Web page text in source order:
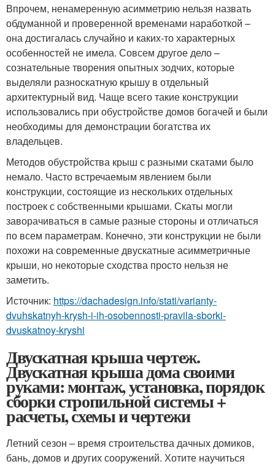
Впрочем, ненамеренную асимметрию нельзя назвать
обдуманной и проверенной временами наработкой –
она достигалась случайно и каких-то характерных
особенностей не имела. Совсем другое дело –
сознательные творения опытных зодчих, которые
выделяли разноскатную крышу в отдельный
архитектурный вид. Чаще всего такие конструкции
использовались при обустройстве домов богачей и были
необходимы для демонстрации богатства их
владельцев.
Методов обустройства крыш с разными скатами было
немало. Часто встречаемым явлением были
конструкции, состоящие из нескольких отдельных
построек с собственными крышами. Скаты могли
заворачиваться в самые разные стороны и отличаться
по всем параметрам. Конечно, эти конструкции не были
похожи на современные двускатные асимметричные
крыши, но некоторые сходства просто нельзя не
заметить.
Источник: https://dachadesign.info/stati/varianty-
dvuhskatnyh-krysh-i-ih-osobennosti-pravila-sborki-
dvuskatnoy-kryshi
Двускатная крыша чертеж.
Двускатная крыша дома своими
руками: монтаж, установка, порядок
сборки стропильной системы +
расчеты, схемы и чертежи
Летний сезон – время строительства дачных домиков,
бань, домов и других сооружений. Хотите научиться